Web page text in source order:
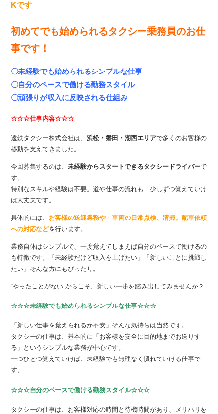
Kです
初めてでも始められるタクシー乗務員のお仕
事です！
〇未経験でも始められるシンプルな仕事
〇自分のペースで働ける勤務スタイル
〇頑張りが収入に反映される仕組み
☆☆☆仕事内容☆☆☆
遠鉄タクシー株式会社は、浜松・磐田・湖西エリアで多くのお客様の
移動を支えてきました。
今回募集するのは、未経験からスタートできるタクシードライバーで
す。
特別なスキルや経験は不要。道や仕事の流れも、少しずつ覚えていけ
ば大丈夫です。
具体的には、 お客様の送迎業務や・車両の日常点検、清掃。配車依頼
への対応などを行います。
業務自体はシンプルで、一度覚えてしまえば自分のペースで働けるの
も特徴です。「未経験だけど収入を上げたい」「新しいことに挑戦し
たい」そんな方にもぴったり。
“やったことがない”からこそ、新しい一歩を踏み出してみませんか？
☆☆☆未経験でも始められるシンプルな仕事☆☆☆
「新しい仕事を覚えられるか不安」そんな気持ちは当然です。
タクシーの仕事は、基本的に「お客様を安全に目的地までお送りす
る」というシンプルな業務が中心です。
一つひとつ覚えていけば、未経験でも無理なく慣れていける仕事で
す。
☆☆☆自分のペースで働ける勤務スタイル☆☆☆
タクシーの仕事は、お客様対応の時間と待機時間があり、メリハリを